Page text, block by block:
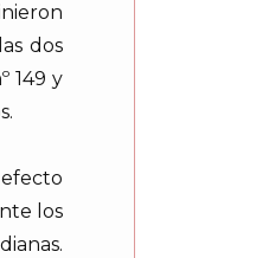
dos
149 y
efecto
los